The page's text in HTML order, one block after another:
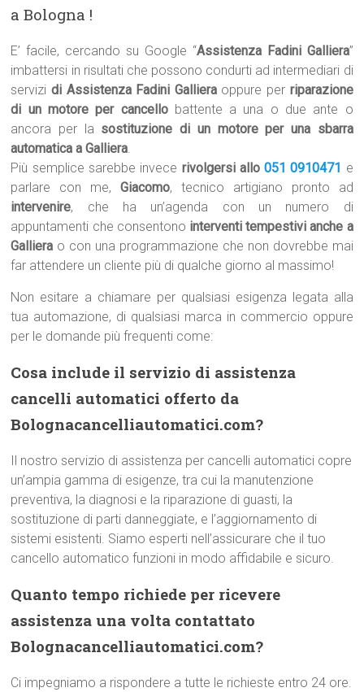
a Bologna !
E’ facile, cercando su Google “Assistenza Fadini Galliera”
imbattersi in risultati che possono condurti ad intermediari di
servizidi Assistenza Fadini Galliera oppure per riparazione
di un motore per cancellobattente a una o due ante o
ancora per la sostituzione di un motore per una sbarra
automatica a Galliera.
Più semplice sarebbe invece rivolgersi allo051 0910471 e
parlare con me,Giacomo, tecnico artigiano pronto ad
intervenire, che ha un’agenda con un numero di
appuntamenti che consentono interventi tempestivi anche a
Galliera o con una programmazione che non dovrebbe mai
far attendere un cliente più di qualche giorno al massimo!
Non esitare a chiamare per qualsiasi esigenza legata alla
tua automazione, di qualsiasi marca in commercio oppure
per le domande più frequenti come:
Cosa include il servizio di assistenza
cancelli automatici offerto da
Bolognacancelliautomatici.com?
Il nostro servizio di assistenza per cancelli automatici copre
un’ampia gamma di esigenze, tra cui la manutenzione
preventiva, la diagnosi e la riparazione di guasti, la
sostituzione di parti danneggiate, e l’aggiornamento di
sistemi esistenti. Siamo esperti nell’assicurare che il tuo
cancello automatico funzioni in modo affidabile e sicuro.
Quanto tempo richiede per ricevere
assistenza una volta contattato
Bolognacancelliautomatici.com?
Ci impegniamo a rispondere a tutte le richieste entro 24 ore.